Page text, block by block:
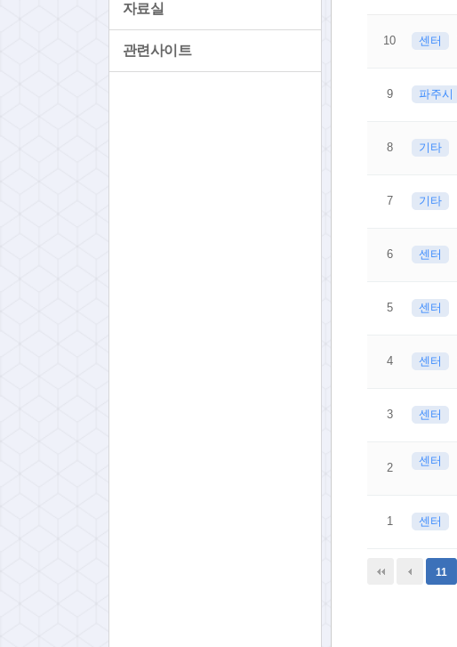
자료실
관련사이트
10 센터
9 파주시
8 기타
7 기타
6 센터
5 센터
4 센터
3 센터
2 센터
1 센터
11